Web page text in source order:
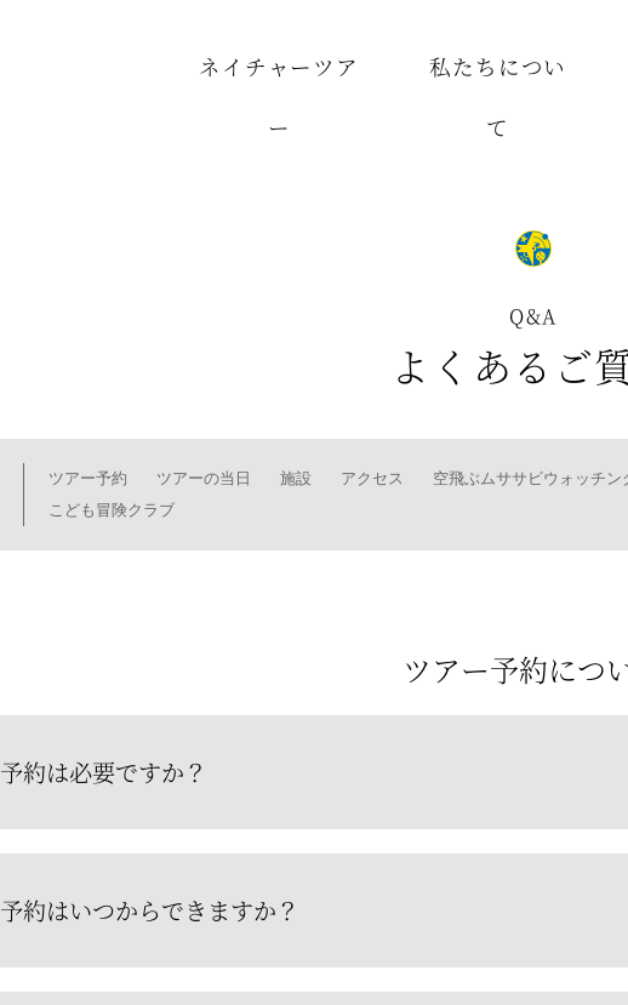
ネイチャーツア
ー
私たちについ
て
Q&A
よくあるご
ツアー予約 ツアーの当日 施設 アクセス 空飛ぶムササビウォッチン
こども冒険クラブ
ツアー予約につ
予約は必要ですか？
予約はいつからできますか？